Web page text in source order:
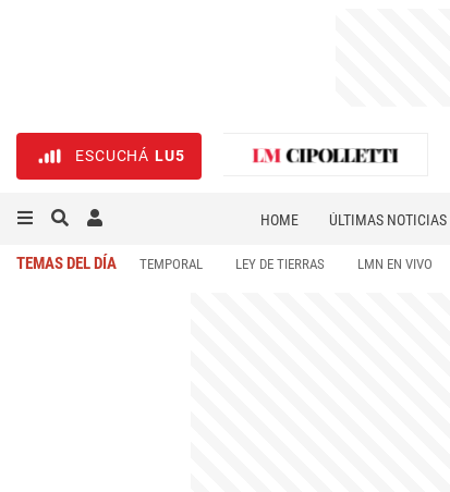
ESCUCHÁ LU5
HOME ÚLTIMAS NOTICIAS
TEMAS DEL DÍA TEMPORAL LEY DE TIERRAS LMN EN VIVO